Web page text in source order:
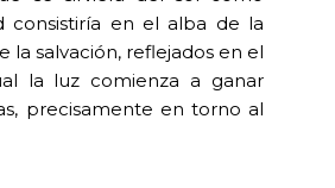
consistiría en el alba de la
la salvación, reflejados en el
la luz comienza a ganar
precisamente en torno al